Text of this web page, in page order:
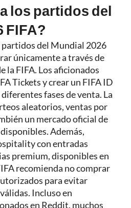
los partidos del
FIFA?
partidos del Mundial 2026
únicamente a través de
la FIFA. Los aficionados
Tickets y crear un FIFA ID
fases de venta. La
aleatorios, ventas por
un mercado oficial de
Además,
con entradas
premium, disponibles en
recomienda no comprar
para evitar
Incluso en
en Reddit, muchos